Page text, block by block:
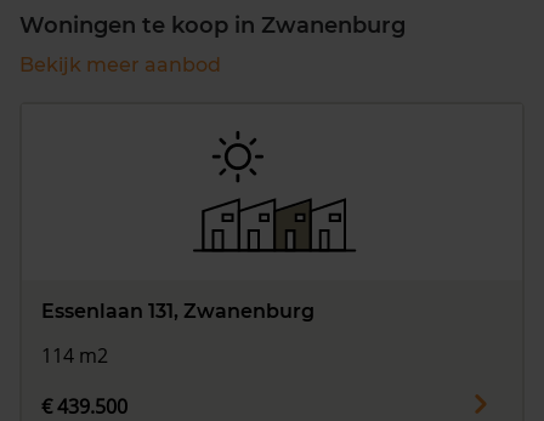
Woningen te koop in Zwanenburg
Bekijk meer aanbod
Essenlaan 131, Zwanenburg
114 m2
€ 439.500